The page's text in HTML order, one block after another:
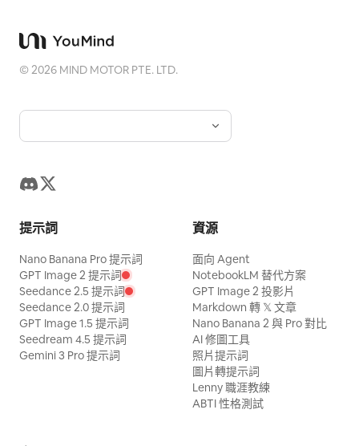
©2026 MIND MOTOR PTE. LTD.
提示詞
Nano Banana Pro 提示詞
GPT Image 2 提示詞
Seedance 2.5 提示詞
Seedance 2.0 提示詞
GPT Image 1.5 提示詞
Seedream 4.5 提示詞
Gemini 3 Pro 提示詞
資源
面向 Agent
NotebookLM 替代方案
GPT Image 2 投影片
Markdown 轉 𝕏 文章
Nano Banana 2 與 Pro 對比
AI 修圖工具
照片提示詞
圖片轉提示詞
Lenny 職涯教練
ABTI 性格測試